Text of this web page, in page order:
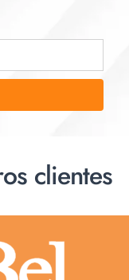
clientes